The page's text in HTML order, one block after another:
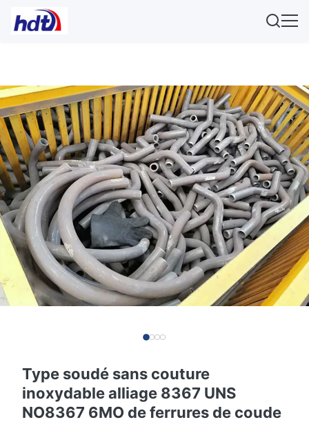
Type soudé sans couture
inoxydable alliage 8367 UNS
NO8367 6MO de ferrures de coude